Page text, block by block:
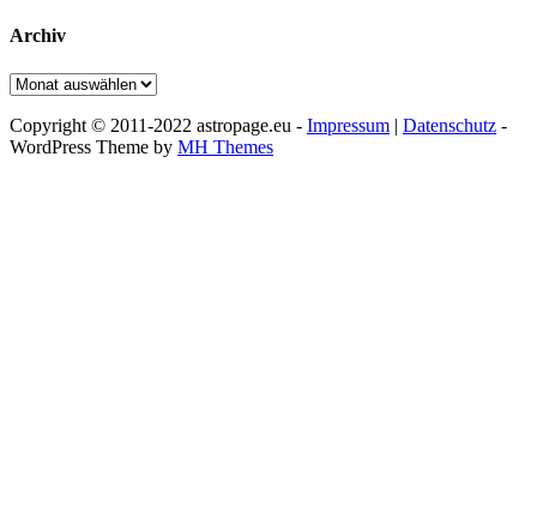
Archiv
Archiv
Copyright © 2011-2022 astropage.eu - Impressum | Datenschutz -
WordPress Theme by MH Themes